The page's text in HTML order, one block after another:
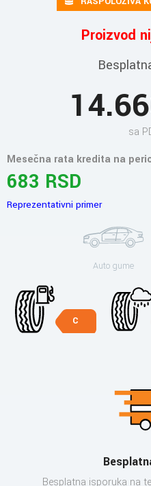
Proizvod
sa
Mesečna rata kredita na
683 RSD
Reprezentativni primer
Auto gume
C
Besplatna isporuka na